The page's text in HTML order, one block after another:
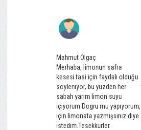
Mahmut Olgaç
Merhaba, limonun safra
kesesi tasi için faydalı olduğu
söyleniyor, bu yüzden her
sabah yarım limon suyu
içiyorum.Dogru mu
için limonata yazmışsınız
istedim.Tesekkurler.